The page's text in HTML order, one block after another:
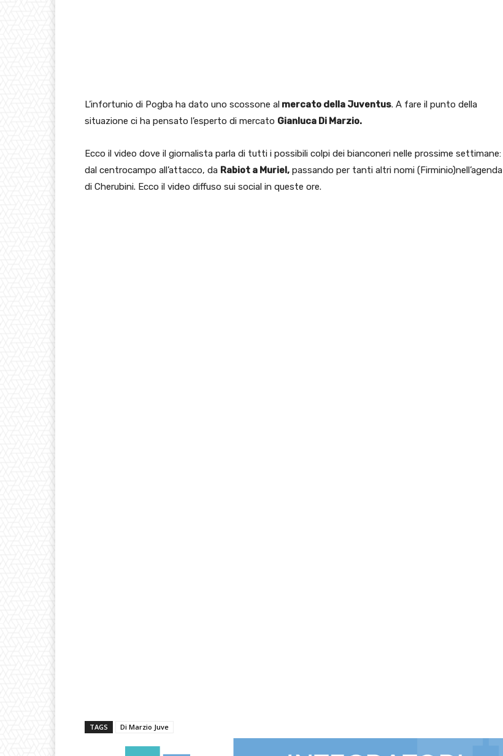
L’infortunio di Pogba ha dato uno scossone al mercato della Juventus. A fare il punto della
situazione ci ha pensato l’esperto di mercato Gianluca Di Marzio.
Ecco il video dove il giornalista parla di tutti i possibili colpi dei bianconeri nelle prossime settimane:
dal centrocampo all’attacco, da Rabiot a Muriel, passando per tanti altri nomi (Firminio)nell’agenda
di Cherubini. Ecco il video diffuso sui social in queste ore.
TAGS Di Marzio Juve